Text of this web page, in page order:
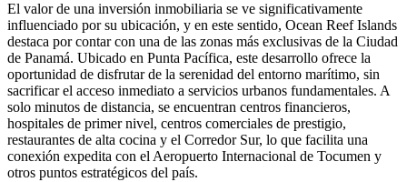
El valor de una inversión inmobiliaria se ve significativamente
influenciado por su ubicación, y en este sentido, Ocean Reef Islands
destaca por contar con una de las zonas más exclusivas de la Ciudad
de Panamá. Ubicado en Punta Pacífica, este desarrollo ofrece la
oportunidad de disfrutar de la serenidad del entorno marítimo, sin
sacrificar el acceso inmediato a servicios urbanos fundamentales. A
solo minutos de distancia, se encuentran centros financieros,
hospitales de primer nivel, centros comerciales de prestigio,
restaurantes de alta cocina y el Corredor Sur, lo que facilita una
conexión expedita con el Aeropuerto Internacional de Tocumen y
otros puntos estratégicos del país.